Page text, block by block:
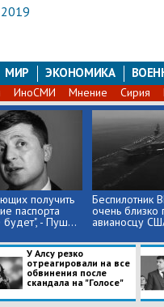
МИР ЭКОНОМИКА
ИноСМИ Мнение Сирия
получить
паспорта
будет", - Пуш...
Беспилотник
очень близко
авианосцу
У Алсу резко
отреагировали на все
обвинения после
скандала на "Голосе"